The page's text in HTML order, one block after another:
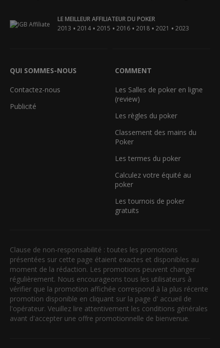
LE MEILLEUR AFFILIATEUR DU POKER
2013 • 2014 • 2015 • 2016 • 2018 • 2021 • 2023
QUI SOMMES-NOUS
Contactez-nous
Publicité
COMMENT
Les Salles de poker en ligne
(review)
Les règles du poker
Classement des mains du
Poker
Les termes du poker
Calculez votre équité au
poker
Les tournois de poker
gratuits
Clause de non-responsabilité : toutes les promotions
présentées sur cette page étaient exactes et disponibles au
moment de la rédaction. Les promotions peuvent changer
régulièrement. Nous encourageons tous les utilisateurs à
vérifier que la promotion affichée correspond à la plus récente
promotion disponible en cliquant sur la page d' accueil de
l'opérateur. Veuillez lire attentivement les conditions générales
avant d'accepter une offre promotionnelle de bienvenue.